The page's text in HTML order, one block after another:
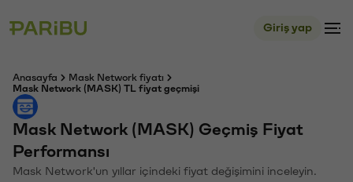
Giriş yap
Anasayfa
Mask Network fiyatı
Mask Network (MASK) TL fiyat geçmişi
Mask Network (MASK) Geçmiş Fiyat
Performansı
Mask Network'un yıllar içindeki fiyat değişimini inceleyin.